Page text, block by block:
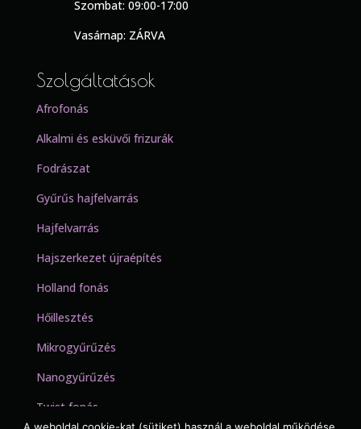
Szombat: 09:00-17:00
Vasárnap: ZÁRVA
Szolgáltatások
Afrofonás
Alkalmi és esküvői frizurák
Fodrászat
Gyűrűs hajfelvarrás
Hajfelvarrás
Hajszerkezet újraépítés
Holland fonás
Hőillesztés
Mikrogyűrűzés
Nanogyűrűzés
Twist fonás